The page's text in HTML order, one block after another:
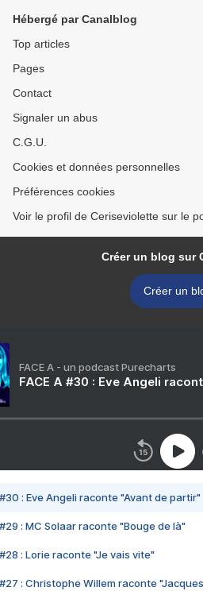
Hébergé par Canalblog
Top articles
Pages
Contact
Signaler un abus
C.G.U.
Cookies et données personnelles
Préférences cookies
Voir le profil de Ceriseviolette sur le
Créer un blog sur
Créer un
FACE A - un podcast Purecharts
FACE A #30 : Eve Angeli
#30 : Eve Angeli raconte "Avant de partir"
#29 : MC Solaar raconte "Bouge de là"
#28 : Lorie raconte "Je vais vite"
#27 : Christophe Willem raconte